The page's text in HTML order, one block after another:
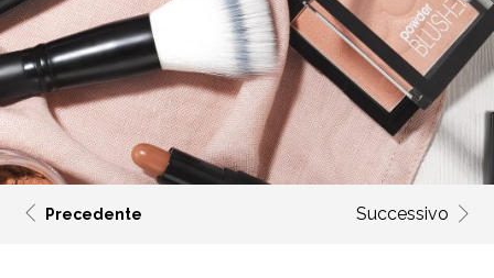
Precedente Successivo